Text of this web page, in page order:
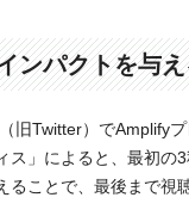
ンパクトを与
旧Twitter）でAmplify
ス」によると、最初の
ることで、最後まで視